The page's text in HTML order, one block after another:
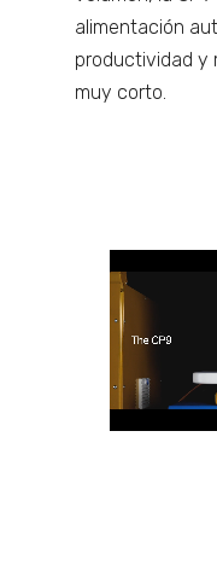
alimentación
productividad y
muy corto.